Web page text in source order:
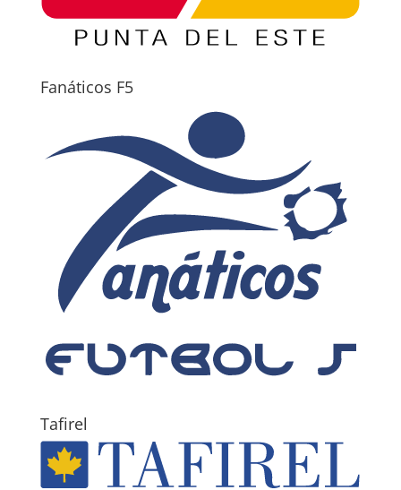
Fanáticos F5
Tafirel